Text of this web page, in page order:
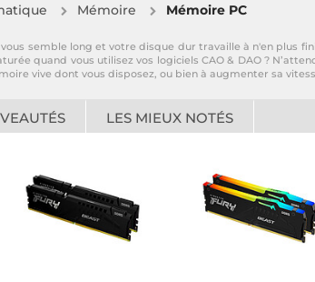
Mémoire Mémoire PC
semble long et votre disque dur travaille à n'en plus
quand vous utilisez vos logiciels CAO & DAO ?
vive dont vous disposez, ou bien à augmenter sa
LES MIEUX NOTÉS